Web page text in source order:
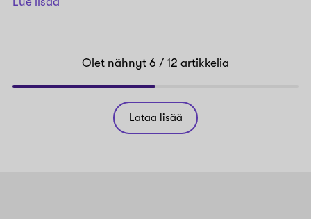
Olet nähnyt 6 / 12 artikkelia
Lataa lisää